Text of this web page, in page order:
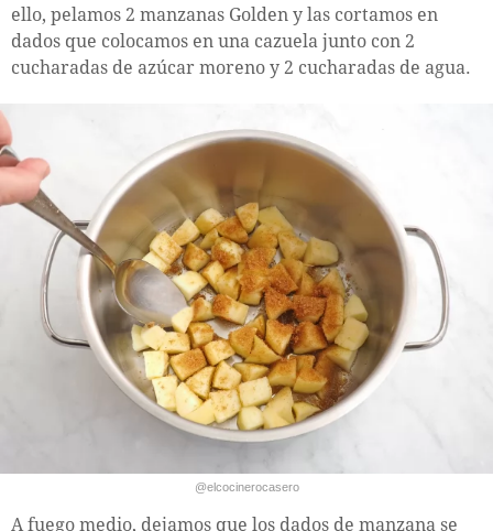
ello, pelamos 2 manzanas Golden y las cortamos en
dados que colocamos en una cazuela junto con 2
cucharadas de azúcar moreno y 2 cucharadas de agua.
@elcocinerocasero
A fuego medio, dejamos que los dados de manzana se